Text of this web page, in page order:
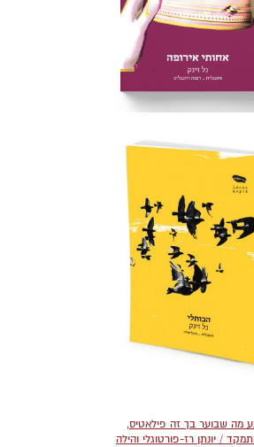
מה שבוער בך זה פילאטיס,
/ יונתן רז-פורטוגלי והילה